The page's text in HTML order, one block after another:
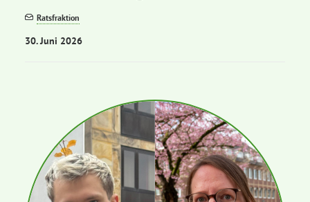
Ratsfraktion
30. Juni 2026